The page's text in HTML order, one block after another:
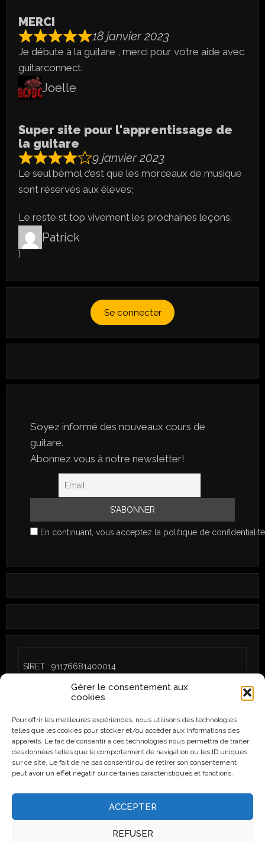
Gérer le consentement aux
cookies
Pour offrir les meilleures expériences, nous utilisons des technologies
telles que les cookies pour stocker et/ou accéder aux informations des
appareils. Le fait de consentir à ces technologies nous permettra de traiter
des données telles que le comportement de navigation ou les ID uniques
sur ce site. Le fait de ne pas consentir ou de retirer son consentement
peut avoir un effet négatif sur certaines caractéristiques et fonctions.
ACCEPTER
REFUSER
MERCI
18 janvier 2023
Je débute à la guitare , merci pour votre aide avec
guitarconnect.
Joelle
Super site pour l'apprentissage de
la guitare
9 janvier 2023
Le seul bémol c’est que les morceaux de musique
sont réservés aux élèves;
Le reste st top vivement les prochaines leçons.
Patrick
]
Se connecter
Soyez informé des nouveaux cours de
guitare.
Abonnez vous à notre newsletter!
En continuant, vous acceptez la politique de confidentialité
SIRET : 91176681400014
CGU/Politique de cookies (UE)
Instagram
Facebook